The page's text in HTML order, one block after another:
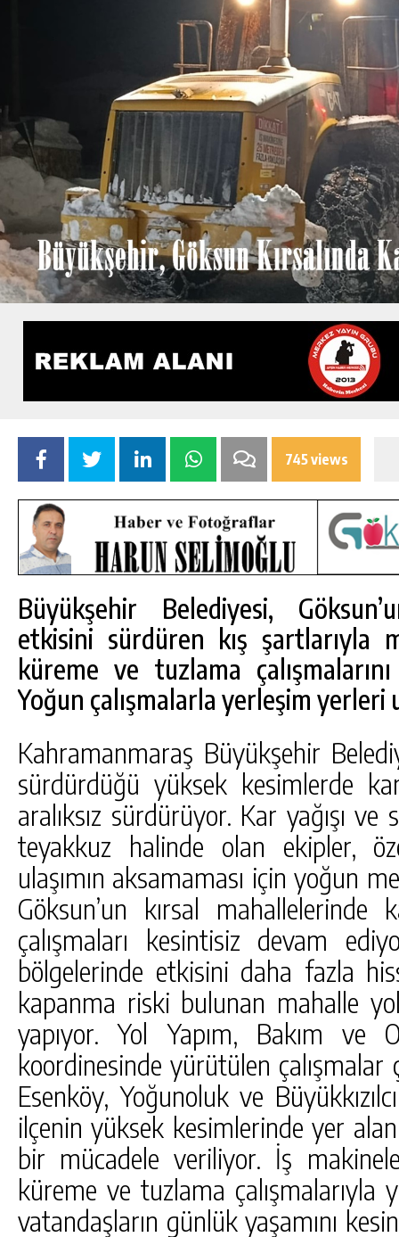
745 views
Büyükşehir Belediyesi,
etkisini sürdüren kış şartlarıyla
küreme ve tuzlama
Yoğun çalışmalarla yerleşim yerleri
Kahramanmaraş Büyükşehir
sürdürdüğü yüksek kesimlerde
aralıksız sürdürüyor. Kar yağışı ve
teyakkuz halinde olan ekipler,
ulaşımın aksamaması için yoğun
Göksun’un kırsal
çalışmaları kesintisiz devam
bölgelerinde etkisini daha fazla
kapanma riski bulunan mahalle
yapıyor. Yol Yapım, Bakım ve
koordinesinde yürütülen çalışmalar
Esenköy, Yoğunoluk ve
ilçenin yüksek kesimlerinde yer
bir mücadele veriliyor. İş
küreme ve tuzlama çalışmalarıyla
vatandaşların günlük yaşamını
GÜNLÜK HABER AKIŞI
GÖKSUN HAFIZLIK KIZ KUR’AN KURSU
ÖĞRENCILERINE DARENDE GEZISI.